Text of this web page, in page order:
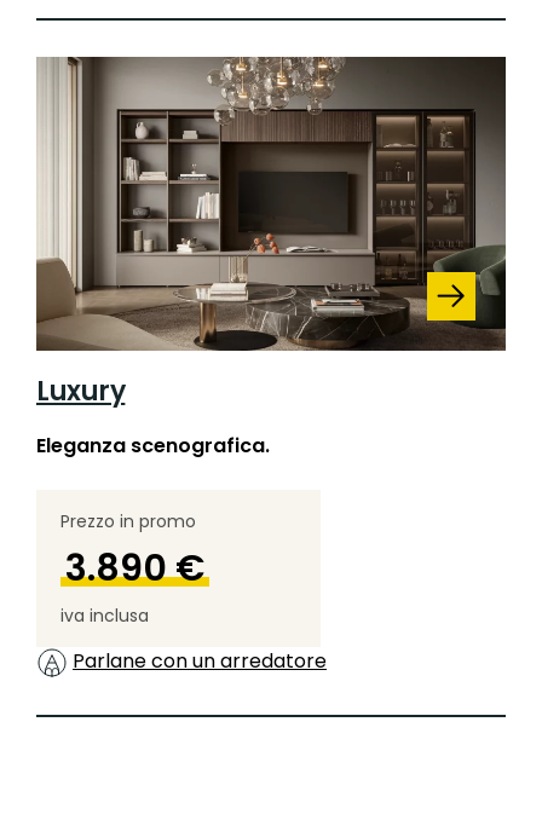
Luxury
Eleganza scenografica.
Prezzo in promo
3.890 €
iva inclusa
Parlane con un arredatore